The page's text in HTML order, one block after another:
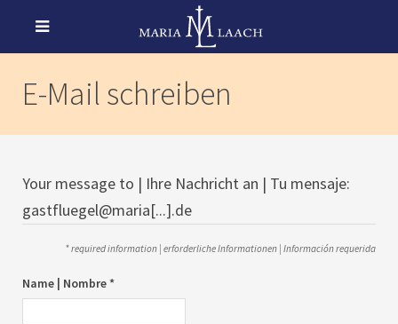
E-Mail schreiben
Your message to | Ihre Nachricht an | Tu mensaje:
gastfluegel@maria[...].de
* required information | erforderliche Informationen | Información requerida
Name | Nombre *